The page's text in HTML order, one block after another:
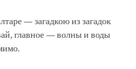
— загадкою из загадок
главное — волны и воды